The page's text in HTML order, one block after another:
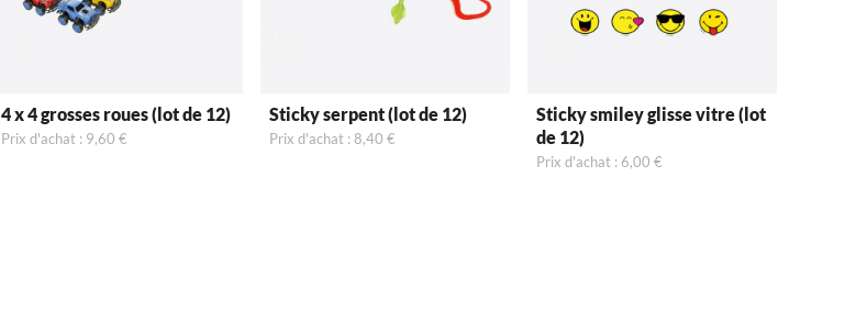
4 x 4 grosses roues (lot de 12)
Prix d'achat : 9,60 €
Sticky serpent (lot de 12)
Prix d'achat : 8,40 €
Sticky smiley glisse vitre (lot
de 12)
Prix d'achat : 6,00 €